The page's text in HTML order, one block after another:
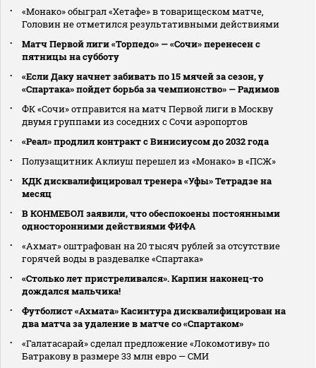
«Монако» обыграл «Хетафе» в товарищеском матче,
Головин не отметился результативными действиями
Матч Первой лиги «Торпедо» — «Сочи» перенесен с
пятницы на субботу
«Если Даку начнет забивать по 15 мячей за сезон, у
«Спартака» пойдет борьба за чемпионство» — Радимов
ФК «Сочи» отправится на матч Первой лиги в Москву
двумя группами из соседних с Сочи аэропортов
«Реал» продлил контракт с Винисиусом до 2032 года
Полузащитник Аклиуш перешел из «Монако» в «ПСЖ»
КДК дисквалифицировал тренера «Уфы» Тетрадзе на
месяц
В КОНМЕБОЛ заявили, что обеспокоены постоянными
односторонними действиями ФИФА
«Ахмат» оштрафован на 20 тысяч рублей за отсутствие
горячей воды в раздевалке «Спартака»
«Столько лет пристреливался». Карпин наконец-то
дождался мальчика!
Футболист «Ахмата» Касинтура дисквалифицирован на
два матча за удаление в матче со «Спартаком»
«Галатасарай» сделал предложение «Локомотиву» по
Батракову в размере 33 млн евро — СМИ